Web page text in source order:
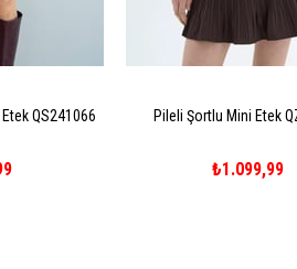
QS241066 Pileli Şortlu Mini Etek
₺1.099,99